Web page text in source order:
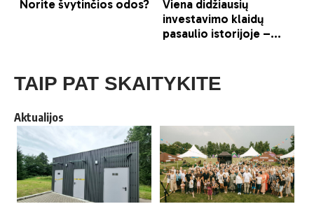
TAIP PAT SKAITYKITE
Aktualijos